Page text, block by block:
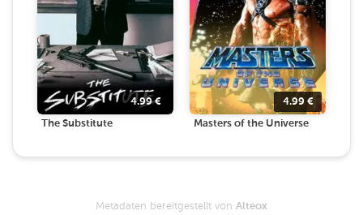
4.99€
The Substitute
4.99 €
Masters of the Universe
Metadaten bereitgestellt von Alteox